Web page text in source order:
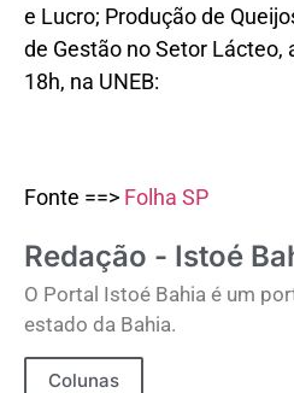
e Lucro; Produção de
de Gestão no Setor Lácteo,
18h, na UNEB:
Fonte ==> Folha SP
Redação - Istoé
O Portal Istoé Bahia é um
estado da Bahia.
Colunas